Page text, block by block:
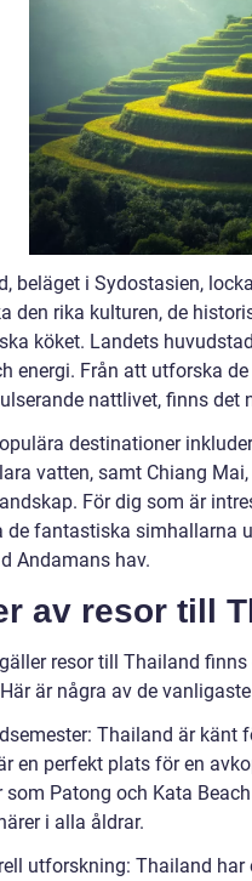
beläget i Sydostasien,
den rika kulturen, de
köket. Landets
energi. Från att utforska
nattlivet, finns det
destinationer
vatten, samt Chiang
För dig som är
de fantastiska simhallarna
Andamans hav.
av resor till
resor till Thailand
är några av de
Thailand är känt
en perfekt plats för en
som Patong och Kata
i alla åldrar.
utforskning: Thailand